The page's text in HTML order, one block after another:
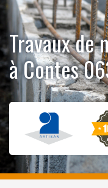
Travaux de
à Contes